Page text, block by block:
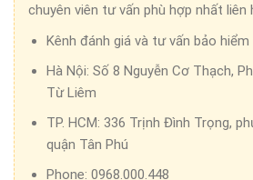
chuyên viên tư vấn phù hợp nhất
Kênh đánh giá và tư vấn bảo
Hà Nội: Số 8 Nguyễn Cơ Thạch,
Từ Liêm
TP. HCM: 336 Trịnh Đình Trọng,
quận Tân Phú
Phone: 0968.000.448